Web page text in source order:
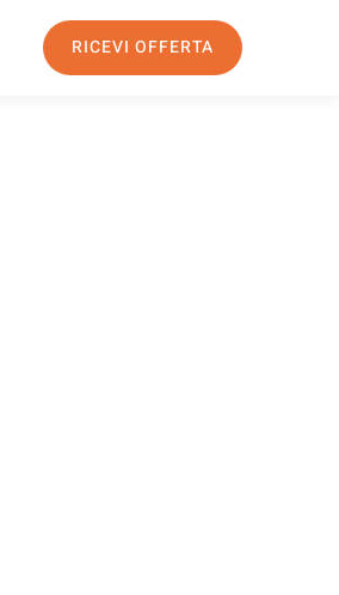
RICEVI OFFERTA